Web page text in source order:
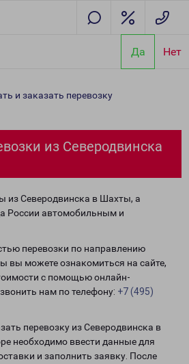
Да Нет
и заказать перевозку
из Северодвинска
из Северодвинска в Шахты, а
России автомобильным и
перевозки по направлению
вы можете ознакомиться на сайте,
с помощью онлайн-
нам по телефону: +7 (495)
перевозку из Северодвинска в
необходимо ввести данные для
и заполнить заявку. После